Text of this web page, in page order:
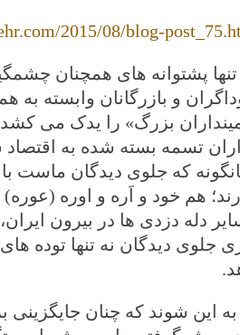
2015/08/blog-
تنها پشتوانه های همچنان
و بازرگانان وابسته
بزرگ» را یدک می
تسمه بسته شده به اقتصاد
که جلوی دیدگان ماست
هم خود و اَره و اوره
دله دزدی ها در بیرون
جلوی دیدگان نه تنها توده
این شوند که چنان جایگزینی